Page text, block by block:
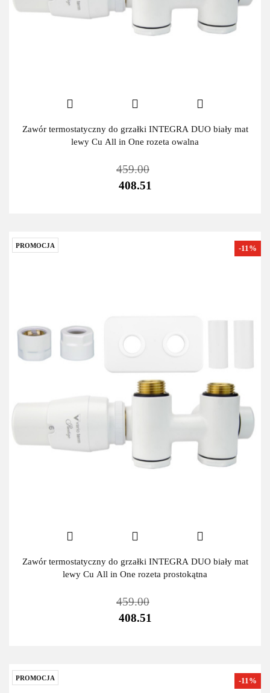
Zawór termostatyczny do grzałki INTEGRA DUO biały mat
lewy Cu All in One rozeta owalna
459.00
408.51
PROMOCJA
Zawór termostatyczny do grzałki INTEGRA DUO biały mat
lewy Cu All in One rozeta prostokątna
459.00
-11%
408.51
PROMOCJA -11%